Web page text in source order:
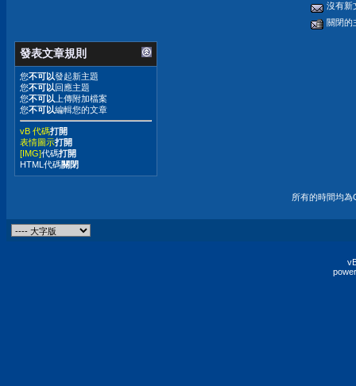
沒有新
關閉的
發表文章規則
您不可以發起新主題
您不可以回應主題
您不可以 上傳附加檔案
您不可以編輯您的文章
vB 代碼打開
表情圖示打開
[IMG]代碼打開
HTML代碼關閉
所有的時間均為